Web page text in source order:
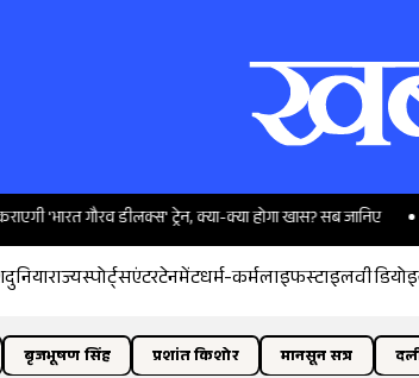
गौरव डीलक्स' ट्रेन, क्या-क्या होगा खास? सब जानिए Gen Z
दुनियाराज्यस्पोर्ट्सएंटरटेनमेंटधर्म-कर्मलाइफस्टाइलवीडियो
बृजभूषण सिंह प्रशांत किशोर मानसून सत्र